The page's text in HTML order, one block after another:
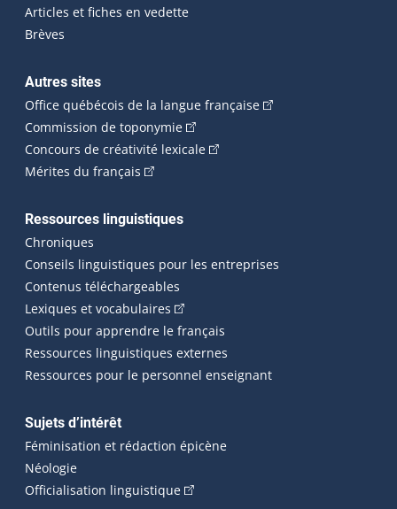
Articles et fiches en vedette
Brèves
Autres sites
Office québécois de la langue française(Cet hyperlien
Commission de toponymie(Cet hyperlien externe s'ouvrira
Concours de créativité lexicale(Cet hyperlien externe
Mérites du français (Cet hyperlien externe s'ouvrira dans une
Ressources linguistiques
Chroniques
Conseils linguistiques pour les entreprises
Contenus téléchargeables
Lexiques et vocabulaires (Cet hyperlien externe s'ouvrira
Outils pour apprendre le français
Ressources linguistiques externes
Ressources pour le personnel enseignant
Sujets d’intérêt
Féminisation et rédaction épicène
Néologie
Officialisation linguistique(Cet hyperlien externe s'ouvrira